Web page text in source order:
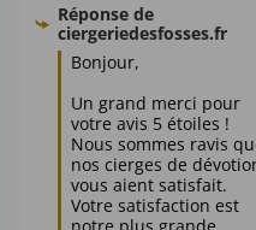
Réponse de
ciergeriedesfosses.fr
Bonjour,
Un grand merci pour
votre avis 5 étoiles !
Nous sommes ravis
nos cierges de
vous aient satisfait.
Votre satisfaction est